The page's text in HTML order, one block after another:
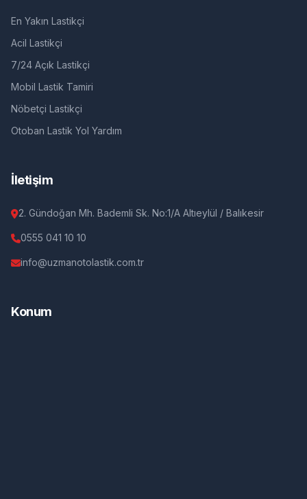
En Yakın Lastikçi
Acil Lastikçi
7/24 Açık Lastikçi
Mobil Lastik Tamiri
Nöbetçi Lastikçi
Otoban Lastik Yol Yardım
İletişim
2. Gündoğan Mh. Bademli Sk. No:1/A Altıeylül / Balıkesir
0555 041 10 10
info@uzmanotolastik.com.tr
Konum